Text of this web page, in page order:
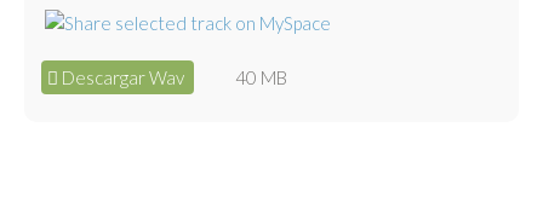
Descargar Wav 40 MB